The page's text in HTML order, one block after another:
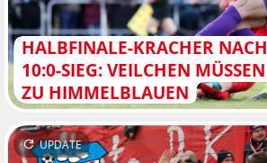
HALBFINALE-KRACHER NACH
10:0-SIEG: VEILCHEN MÜSSEN
ZU HIMMELBLAUEN
UPDATE